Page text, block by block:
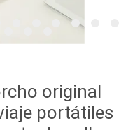
original
portátiles